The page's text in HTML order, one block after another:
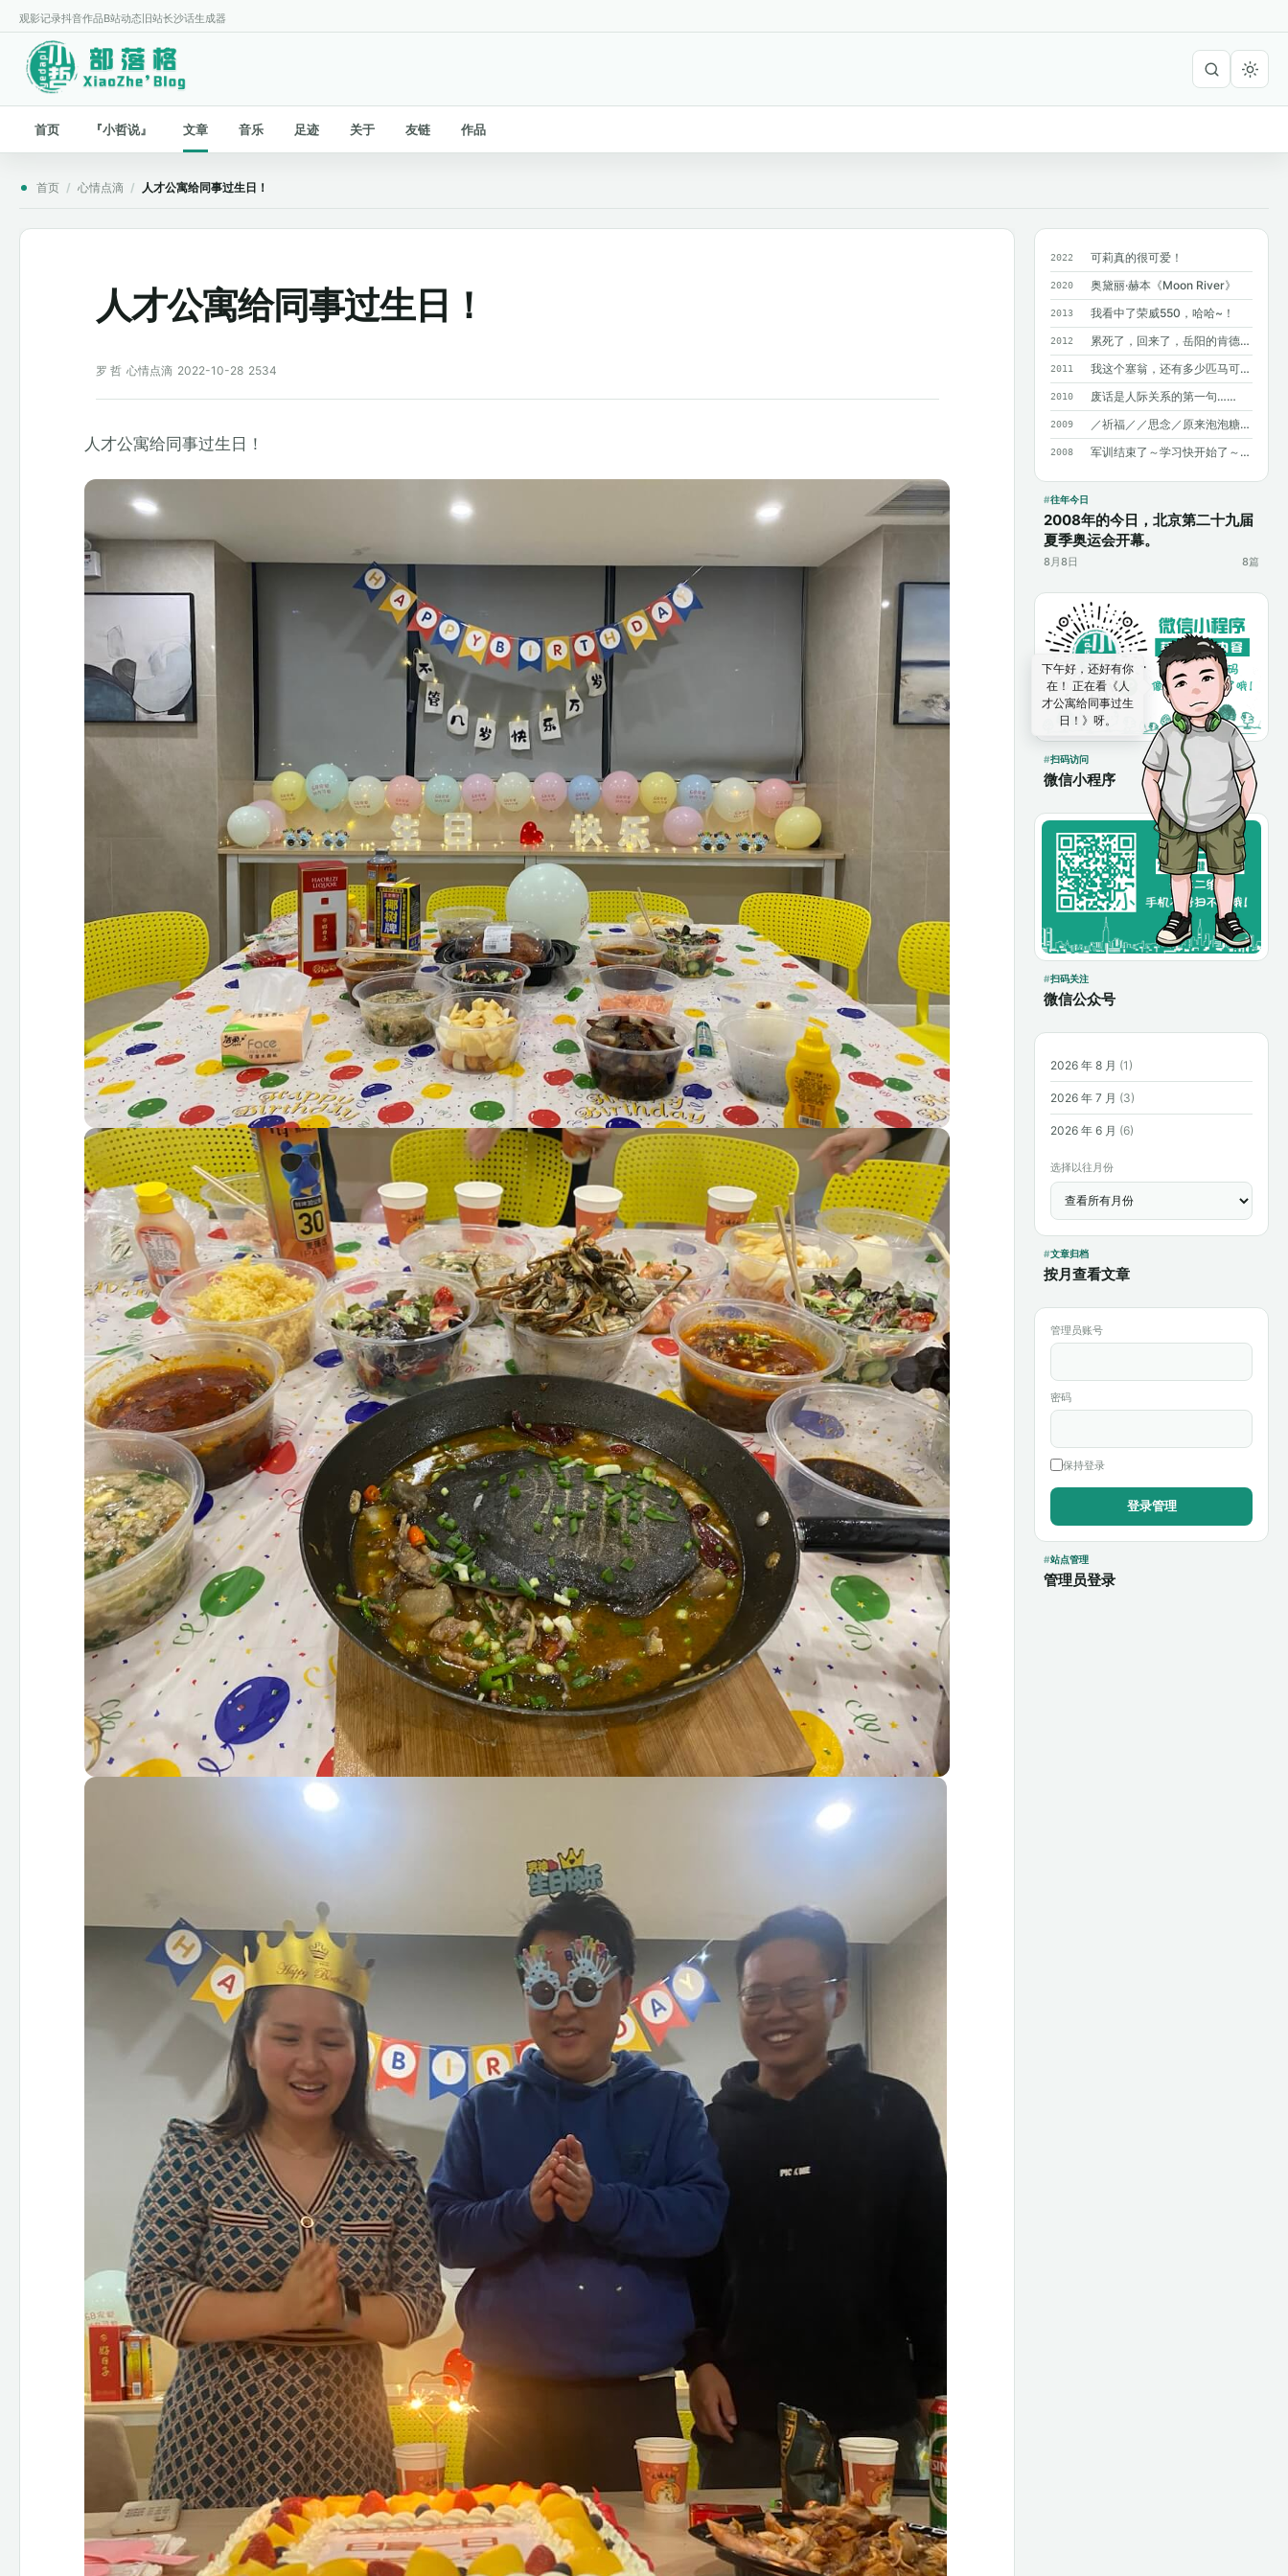
观影记录抖音作品B站动态 旧站长沙话生成器
首页 『小哲说』 文章 音乐 足迹 关于 友链 作品
首页 / 心情点滴 / 人才公寓给同事过生日！
2022 可莉真的很可爱！
2020 奥黛丽·赫本《Moon River》
2013 我看中了荣威550，哈哈~！
2012 累死了，回来了，岳阳的肯德基附近没有麦...
2011 我这个塞翁，还有多少匹马可以丢掉呢？
2010 废话是人际关系的第一句……
2009 ／祈福／／思念／原来泡泡糖不能吞呀~
2008 军训结束了～学习快开始了～加油～加油～
往年今日
2008年的今日，北京第二十九届
夏季奥运会开幕。
8月8日 8篇
扫码访问
微信小程序
扫码关注
微信公众号
2026 年 8 月 (1)
2026 年 7 月 (3)
2026 年 6 月 (6)
选择以往月份
文章归档
按月查看文章
管理员账号
密码
保持登录
站点管理
管理员登录
人才公寓给同事过生日！
罗 哲 心情点滴 2022-10-28 2534
人才公寓给同事过生日！